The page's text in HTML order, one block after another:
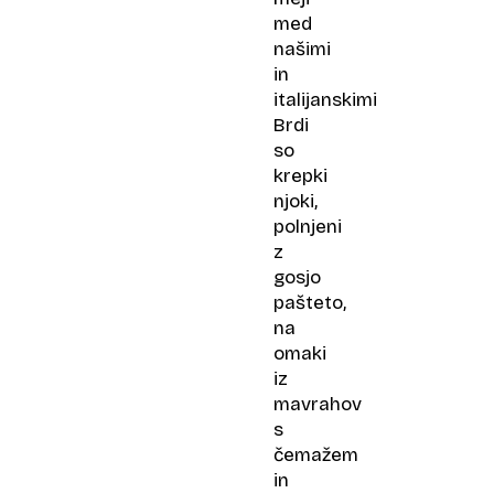
med
našimi
in
italijanskimi
Brdi
so
krepki
njoki,
polnjeni
z
gosjo
pašteto,
na
omaki
iz
mavrahov
s
čemažem
in